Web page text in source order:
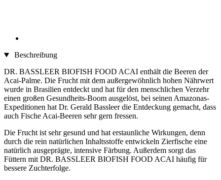
Beschreibung
DR. BASSLEER BIOFISH FOOD ACAI enthält die Beeren der
Acai-Palme. Die Frucht mit dem außergewöhnlich hohen Nährwert
wurde in Brasilien entdeckt und hat für den menschlichen Verzehr
einen großen Gesundheits-Boom ausgelöst, bei seinen Amazonas-
Expeditionen hat Dr. Gerald Bassleer die Entdeckung gemacht, dass
auch Fische Acai-Beeren sehr gern fressen.
Die Frucht ist sehr gesund und hat erstaunliche Wirkungen, denn
durch die rein natürlichen Inhaltsstoffe entwickeln Zierfische eine
natürlich ausgeprägte, intensive Färbung. Außerdem sorgt das
Füttern mit DR. BASSLEER BIOFISH FOOD ACAI häufig für
bessere Zuchterfolge.